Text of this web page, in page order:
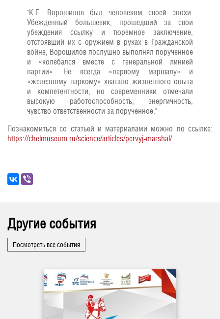
"К.Е. Ворошилов был человеком своей эпохи.
Убежденный большевик, прошедший за свои
убеждения ссылку и тюремное заключение,
отстоявший их с оружием в руках в Гражданской
войне, Ворошилов послушно выполнял порученное
и «колебался вместе с генеральной линией
партии». Не всегда «первому маршалу» и
«железному наркому» хватало жизненного опыта
и компетентности, но современники отмечали
высокую работоспособность, энергичность,
чувство ответственности за порученное."
️Познакомиться со статьей и материалами можно по ссылке:
https://chelmuseum.ru/science/articles/pervyj-marshal/
Другие события
Посмотреть все события